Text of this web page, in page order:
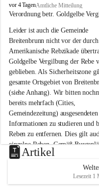
B
r
i
t
e
n
b
r
u
n
n
a
m
N
e
u
s
d
vor 4 TagenAmtliche Mitteilung
Verordnung betr. Goldgelbe
Leider ist auch die Gemeinde
Breitenbrunn nicht vor der
Amerikanische Rebzikade
Goldgelbe Vergilbung der Rebe
geblieben. Als Sicherheitszone
gesamte Ortsgebiet von
(siehe Anhang). Wir bitten
bereits mehrfach (Cities,
Gemeindezeitung) ausgesendeten
Informationen zu studieren und
Reben zu entfernen. Dies gilt
einzelne Reben. Gemäß
Weinbaugesetz sind nicht
unzulässige Weingärten zu
helfen wir zusammen um
vor den prognostizierten
Artikel
Lesezeit 1